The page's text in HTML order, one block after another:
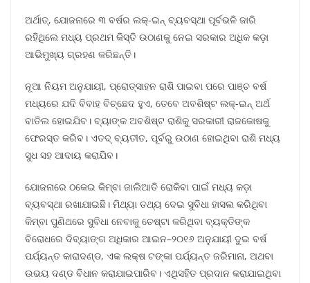
ଅର୍ଥାତ୍, ଯୋଜନାରେ ୩ ବର୍ଷର ଲକ୍-ଇନ୍ ବ୍ୟବସ୍ଥା ପୂର୍ବଭଳି ଜାରି
ରହିଥିଲେ ମଧ୍ୟ ପ୍ରଥମ କିସ୍ତି ଉଠାଣକୁ ନେଇ ସରକାର ଅଧିକ କଡ଼ା
ଆଭିମୁଖ୍ୟ ଗ୍ରହଣ କରିଛନ୍ତି।
ନୂଆ ନିୟମ ଅନୁଯାୟୀ, ପ୍ରୋତ୍ସାହନ ରାଶି ପାଇବା ପରେ ପାଞ୍ଚ ବର୍ଷ
ମଧ୍ୟରେ ଯଦି ବିବାହ ବିଚ୍ଛେଦ ହୁଏ, ତେବେ ଅବଶିଷ୍ଟ ଲକ୍-ଇନ୍ ଅର୍ଥ
ବାତିଲ ହୋଇଯିବ। ବ୍ୟାଙ୍କ ଅବଶିଷ୍ଟ ରାଶିକୁ ସରକାରୀ ରାଜକୋଷକୁ
ଫେରସ୍ତ କରିବ। ଏତଦ୍ ବ୍ୟତୀତ, ପୂର୍ବରୁ ଉଠାଣ ହୋଇଥିବା ରାଶି ମଧ୍ୟ
ସୁଧ ସହ ଆଦାୟ କରାଯିବ।
ଯୋଜନାରେ ଠକେଇ କିମ୍ବା ଜାଲିଆତି ରୋକିବା ପାଇଁ ମଧ୍ୟ କଡ଼ା
ବ୍ୟବସ୍ଥା ରଖାଯାଇଛି। ମିଥ୍ୟା ତଥ୍ୟ ଦେଇ ସୁବିଧା ହାସଲ କରିଥିବା
କିମ୍ବା ପୁଣିଥରେ ସୁବିଧା ନେବାକୁ ଚେଷ୍ଟା କରିଥିବା ବ୍ୟକ୍ତିଙ୍କ
ବିରୋଧରେ ଦିବ୍ୟାଙ୍ଗ ଅଧିକାର ଆଇନ–୨୦୧୬ ଅନୁଯାୟୀ ଦୁଇ ବର୍ଷ
ପର୍ଯ୍ୟନ୍ତ କାରାଦଣ୍ଡ, ଏକ ଲକ୍ଷ ଟଙ୍କା ପର୍ଯ୍ୟନ୍ତ ଜରିମାନା, ଅଥବା
ଉଭୟ ଦଣ୍ଡ ବିଧାନ କରାଯାଇପାରିବ। ଏଥିସହିତ ପ୍ରଦାନ କରାଯାଇଥିବା